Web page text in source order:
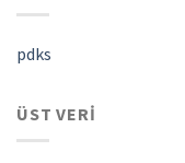
pdks
ÜST VERI